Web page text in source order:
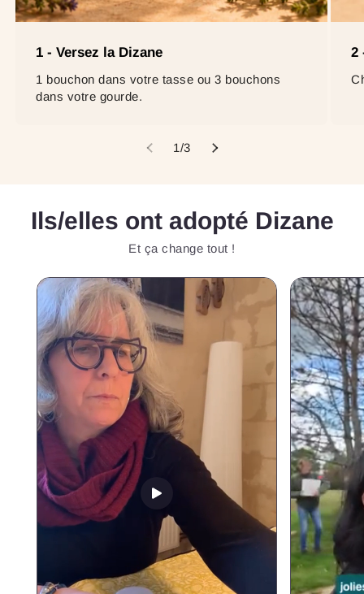
1 - Versez la Dizane
1 bouchon dans votre tasse ou 3 bouchons
dans votre gourde.
2
1/de
3
Ils/elles ont adopté Dizane
Et ça change tout !